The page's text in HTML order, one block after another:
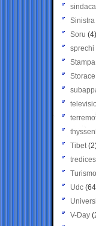
Soru (4)
sprechi
Stampa
Storace
Tibet
Turismo
Udc
V-Day